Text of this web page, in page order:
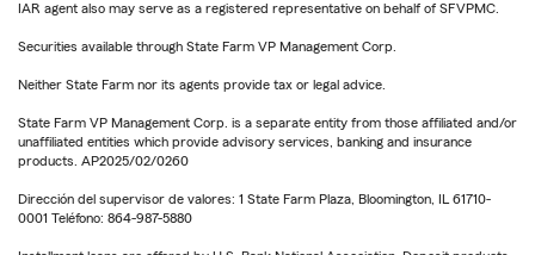
IAR agent also may serve as a registered representative on behalf of SFVPMC.
Securities available through State Farm VP Management Corp.
Neither State Farm nor its agents provide tax or legal advice.
State Farm VP Management Corp. is a separate entity from those affiliated and/or
unaffiliated entities which provide advisory services, banking and insurance
products. AP2025/02/0260
Dirección del supervisor de valores: 1 State Farm Plaza, Bloomington, IL 61710-
0001 Teléfono: 864-987-5880